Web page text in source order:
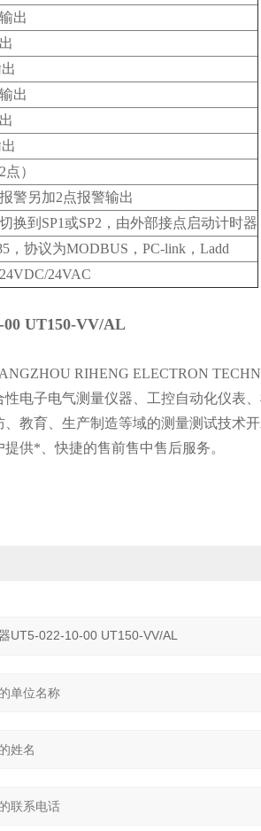
出
出
）
警另加2点报警输出
换到SP1或SP2，由外部接点启动计时器
，协议为MODBUS，PC-link，Ladd
24VAC
00 UT150-VV/AL
RIHENG ELECTRON
电子电气测量仪器、工控自动化仪表
教育、生产制造等域的测量测试技术
供*、快捷的售前售中售后服务。